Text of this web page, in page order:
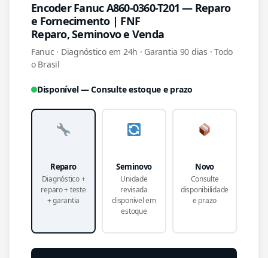
Encoder Fanuc A860-0360-T201 — Reparo
e Fornecimento | FNF
Reparo, Seminovo e Venda
Fanuc · Diagnóstico em 24h · Garantia 90 dias · Todo
o Brasil
Disponível — Consulte estoque e prazo
Reparo
Diagnóstico +
reparo + teste
+ garantia
Seminovo
Unidade
revisada
disponível em
estoque
Novo
Consulte
disponibilidade
e prazo